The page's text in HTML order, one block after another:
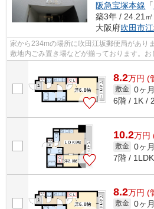
阪急宝塚本線 「
築3年 / 24.21
大阪府吹田市
家から234mの場所に吹田江坂郵便局があり
敷地内ごみ置き場などが揃っております。
8.2万円 (
敷金 0ヶ月
6階 / 1K /
10.2万円
敷金 0ヶ月
7階 /
8.2万円 (
敷金 0ヶ月